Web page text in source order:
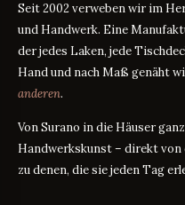
Seit 2002 verweben wir im
und Handwerk. Eine
der jedes Laken, jede
Hand und nach Maß genäht
anderen.
Von Surano in die Häuser
Handwerkskunst – direkt von
zu denen, die sie jeden Tag